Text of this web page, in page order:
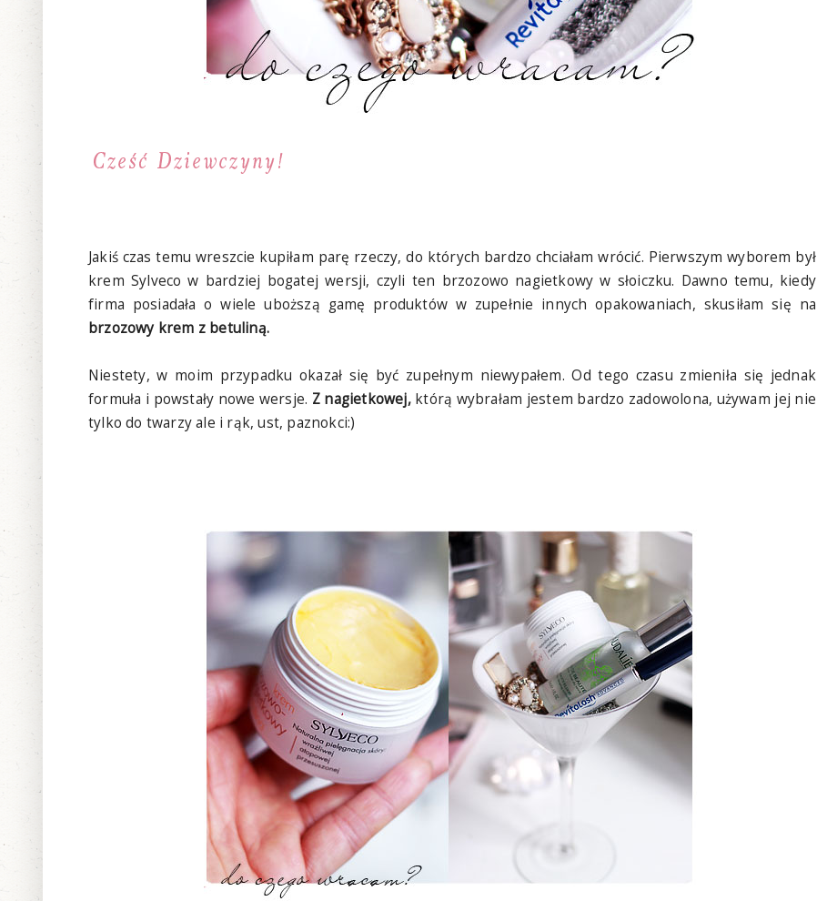
Jakiś czas temu wreszcie kupiłam parę rzeczy, do których bardzo chciałam wrócić. Pierwszym wyborem był
krem Sylveco w bardziej bogatej wersji, czyli ten brzozowo nagietkowy w słoiczku. Dawno temu, kiedy
firma posiadała o wiele uboższą gamę produktów w zupełnie innych opakowaniach, skusiłam się na
brzozowy krem z betuliną.
Niestety, w moim przypadku okazał się być zupełnym niewypałem. Od tego czasu zmieniła się jednak
formuła i powstały nowe wersje. Z nagietkowej,którą wybrałam jestem bardzo zadowolona, używam jej nie
tylko do twarzy ale i rąk, ust, paznokci:)